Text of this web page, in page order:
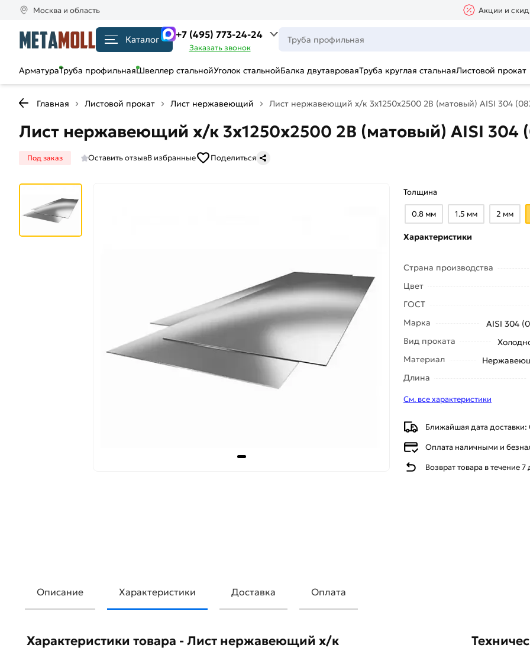
Москва и область Акции и
Каталог +7 (495) 773-24-24
Заказать звонок
АрматураТруба профильнаяШвеллер стальнойУголок стальнойБалка двутавроваяТруба круглая стальнаяЛистовой прокат
Главная Листовой прокат Лист нержавеющий Лист нержавеющий х/к 3х1250х2500 2B (матовый) AISI 304
Лист нержавеющий х/к 3х1250х2500 2B (матовый) AISI 304
Под заказ Оставить отзывВ избранные Поделиться
Толщина
0.8 мм 1.5 мм 2 мм
Характеристики
Страна производства
Цвет
ГОСТ
Марка
AISI 304
Вид проката
Материал
Длина
См. все характеристики
Ближайшая дата
Оплата наличными и
Возврат товара в течение 7
Описание Характеристики Доставка
Оплата
Лист нержавеющий х/к 3х1250х2500 2B (матовый) AISI 304 (08Х18Н10) устойчив к
гигиеничен и не требует покрытия.
Характеристики товара - Лист нержавеющий х/к